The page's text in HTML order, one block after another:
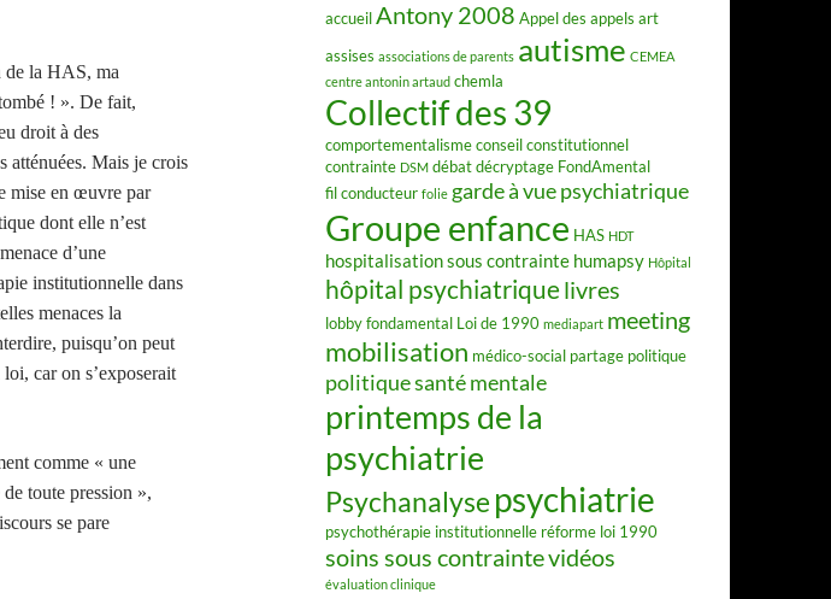
de la HAS, ma
! ». De fait,
droit à des
atténuées. Mais je crois
mise en œuvre par
dont elle n’est
d’une
institutionnelle dans
menaces la
puisqu’on peut
car on s’exposerait
comme « une
toute pression »,
se pare
accueilAntony 2008 Appel des appels art
assises associations de parents autisme CEMEA
centre antonin artaud chemla
Collectif des 39
comportementalismeconseil constitutionnel
contrainte DSM débatdécryptage FondAmental
fil conducteur folie garde à vue psychiatrique
Groupe enfance HAS HDT
hospitalisation sous contrainte humapsy Hôpital
hôpital psychiatriquelivres
lobby fondamental Loi de 1990 mediapart meeting
mobilisation médico-social partage politique
politique santé mentale
printemps de la
psychiatrie
Psychanalyse psychiatrie
psychothérapie institutionnelle réforme loi 1990
soins sous contraintevidéos
évaluation clinique